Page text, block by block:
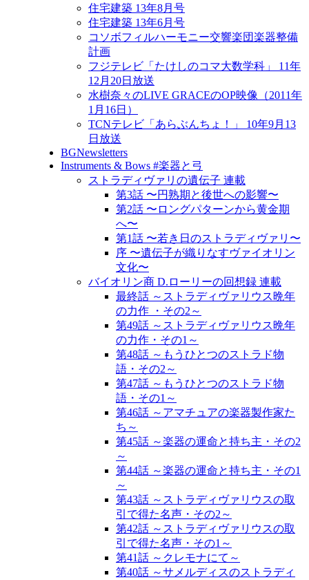
住宅建築 13年8月号
住宅建築 13年6月号
コソボフィルハーモニー交響楽団楽器整備
計画
フジテレビ「たけしのコマ大数学科」 11年
12月20日放送
水樹奈々のLIVE GRACEのOP映像（2011年
1月16日）
TCNテレビ「あらぶんちょ！」 10年9月13
日放送
BGNewsletters
Instruments & Bows #楽器と弓
ストラディヴァリの遺伝子 連載
第3話 〜円熟期と後世への影響〜
第2話 〜ロングパターンから黄金期
へ〜
第1話 〜若き日のストラディヴァリ〜
序 〜遺伝子が織りなすヴァイオリン
文化〜
バイオリン商 D.ローリーの回想録 連載
最終話 ～ストラディヴァリウス晩年
の力作 ・その2～
第49話 ～ストラディヴァリウス晩年
の力作・その1～
第48話 ～もうひとつのストラド物
語・その2～
第47話 ～もうひとつのストラド物
語・その1～
第46話 ～アマチュアの楽器製作家た
ち～
第45話 ～楽器の運命と持ち主・その2
～
第44話 ～楽器の運命と持ち主・その1
～
第43話 ～ストラディヴァリウスの取
引で得た名声・その2～
第42話 ～ストラディヴァリウスの取
引で得た名声・その1～
第41話 ～クレモナにて～
第40話 ～サメルディスのストラディ